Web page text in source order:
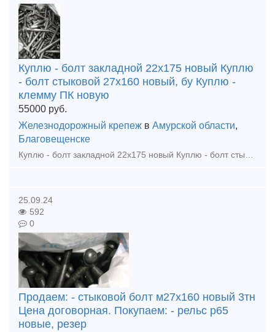
Куплю - болт закладной 22х175 новый Куплю
- болт стыковой 27х160 новый, бу Куплю -
клемму ПК новую
55000 руб.
Железнодорожный крепеж в Амурской области,
Благовещенске
Куплю - болт закладной 22х175 новый Куплю - болт стыковой 27х160 новый, бу Куплю - клемму ПК новую Куплю - гайка путевая М22, ,М24, М27 новые Куплю - шайба путевая М25, М24, М27 новые К
25.09.24
592
0
Продаем: - стыковой болт м27х160 новый 3тн
Цена договорная. Покупаем: - рельс р65
новые, резер